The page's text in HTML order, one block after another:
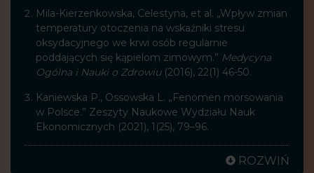
Mila-Kierzenkowska, Celestyna, et al. „Wpływ zmian
temperatury otoczenia na wskaźniki stresu
oksydacyjnego we krwi osób regularnie
poddających się kąpielom zimowym.” Medycyna
Ogólna i Nauki o Zdrowiu(2016), 22(1) 46-50.
Kaniewska P., Ossowska L. „Fenomen morsowania
w Polsce.” Zeszyty Naukowe Wydziału Nauk
Ekonomicznych (2021), 1(25), 79–96.
ROZWIŃ